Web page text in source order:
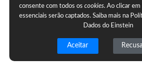
consente com todos oscookies. Ao clicar em
essenciais serão captados. Saiba mais na
Dados do Einstein
Aceitar